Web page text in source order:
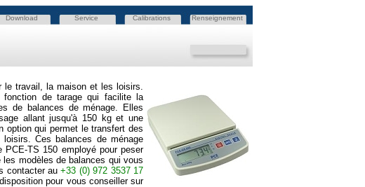
Download Service Calibrations Renseignement
le travail, la maison et les loisirs.
fonction de tarage qui facilite la
de balances de ménage. Elles
allant jusqu'à 150 kg et une
option qui permet le transfert des
Ces balances de ménage
TS 150 employé pour peser
modèles de balances qui vous
contacter au+33 (0) 972 3537 17
pour vous conseiller sur